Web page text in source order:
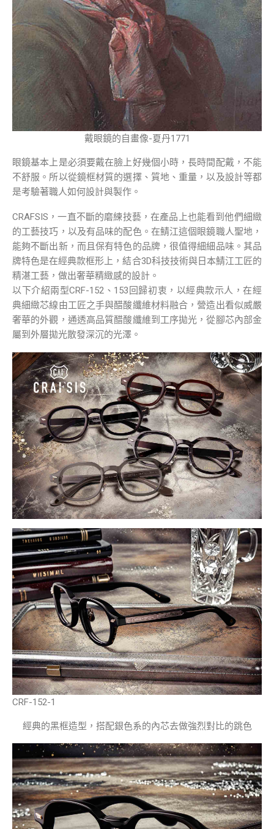
戴眼鏡的自畫像-夏丹1771
眼鏡基本上是必須要戴在臉上好幾個小時，長時間配戴，不能
不舒服。所以從鏡框材質的選擇、質地、重量，以及設計等都
是考驗著職人如何設計與製作。
CRAFSIS，一直不斷的磨練技藝，在產品上也能看到他們細緻
的工藝技巧，以及有品味的配色。在鯖江這個眼鏡職人聖地，
能夠不斷出新，而且保有特色的品牌，很值得細細品味。其品
牌特色是在經典款框形上，結合3D科技技術與日本鯖江工匠的
精湛工藝，做出奢華精緻感的設計。
以下介紹兩型CRF-152、153回歸初衷，以經典款示人，在經
典細緻芯線由工匠之手與醋酸纖維材料融合，營造出看似威嚴
奢華的外觀，通透高品質醋酸纖維到工序拋光，從腳芯內部金
屬到外層拋光散發深沉的光澤。
CRF-152-1
經典的黑框造型，搭配銀色系的內芯去做強烈對比的跳色